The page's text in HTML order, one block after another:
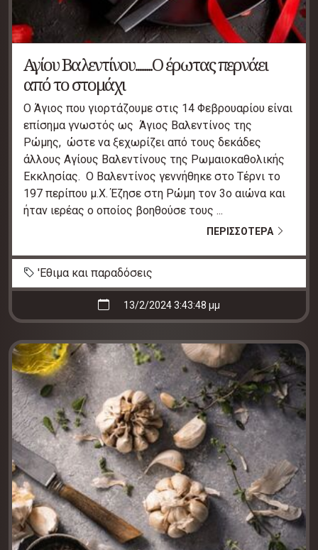
Αγίου Βαλεντίνου........Ο έρωτας περνάει
από το στομάχι
Ο Άγιος που γιορτάζουμε στις 14 Φεβρουαρίου είναι
επίσημα γνωστός ως Άγιος Βαλεντίνος της
Ρώμης, ώστε να ξεχωρίζει από τους δεκάδες
άλλους Αγίους Βαλεντίνους της Ρωμαιοκαθολικής
Εκκλησίας. Ο Βαλεντίνος γεννήθηκε στο Τέρνι το
197 περίπου μ.Χ. Έζησε στη Ρώμη τον 3ο αιώνα και
ήταν ιερέας ο οποίος βοηθούσε τους ...
ΠΕΡΙΣΣΟΤΕΡΑ
'Εθιμα και παραδόσεις
13/2/2024 3:43:48 μμ